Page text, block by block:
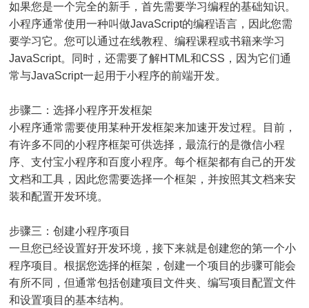
如果您是一个完全的新手，首先需要学习编程的基础知识。
小程序通常使用一种叫做JavaScript的编程语言，因此您需
要学习它。您可以通过在线教程、编程课程或书籍来学习
JavaScript。同时，还需要了解HTML和CSS，因为它们通
常与JavaScript一起用于小程序的前端开发。
步骤二：选择小程序开发框架
小程序通常需要使用某种开发框架来加速开发过程。目前，
有许多不同的小程序框架可供选择，最流行的是微信小程
序、支付宝小程序和百度小程序。每个框架都有自己的开发
文档和工具，因此您需要选择一个框架，并按照其文档来安
装和配置开发环境。
步骤三：创建小程序项目
一旦您已经设置好开发环境，接下来就是创建您的第一个小
程序项目。根据您选择的框架，创建一个项目的步骤可能会
有所不同，但通常包括创建项目文件夹、编写项目配置文件
和设置项目的基本结构。